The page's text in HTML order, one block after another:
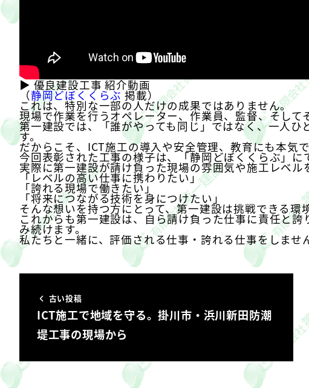
▶ 優良建設工事 紹介動画
（静岡どぼくくらぶ 掲載）
これは、特別な一部の人だけの成果ではありません。
現場で作業を行うオペレーター、作業員、監督、そし
第一建設では、「誰がやっても同じ」ではなく、一人ひ
す。
だからこそ、ICT施工の導入や安全管理、教育にも本気で
今回表彰された工事の様子は、「静岡どぼくくらぶ」に
実際に第一建設が請け負った現場の雰囲気や施工レベル
「レベルの高い仕事に携わりたい」
「誇れる現場で働きたい」
「将来につながる技術を身につけたい」
そんな想いを持つ方にとって、第一建設は挑戦できる環
これからも第一建設は、自ら請け負った仕事に責任と
み続けます。
私たちと一緒に、評価される仕事・誇れる仕事をしませ
古い投稿
ICT施工で地域を守る。掛川市・浜川新田防潮
堤工事の現場から